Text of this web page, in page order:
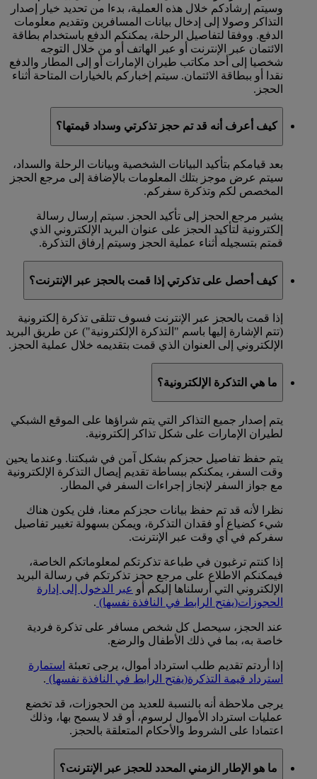
وسيتم إرشادكم خلال هذه العملية، بدءا من تحديد خيار إصدار
التذاكر وصولا إلى إدخال بيانات المسافرين وتقديم معلومات
الدفع. ووفقا لتفاصيل الرحلة، يمكنكم الدفع باستخدام بطاقة
الائتمان عبر الإنترنت أو عبر الهاتف أو من خلال التوجه
شخصيا إلى أحد مكاتب طيران الإمارات أو إلى المطار والدفع
نقدا أو ببطاقة الائتمان. سيتم إخباركم بالخيارات المتاحة أثناء
الحجز.
كيف أعرف أنه قد تم حجز تذكرتي وسداد قيمتها؟
بعد قيامكم بتأكيد البيانات الشخصية وبيانات الرحلة والسداد،
سيتم عرض موجز بتلك المعلومات بالإضافة إلى مرجع الحجز
المخصص لكم وتذكرة سفركم.
يشير مرجع الحجز إلى تأكيد الحجز. سيتم إرسال رسالة
إلكترونية لتأكيد الحجز على عنوان البريد الإلكتروني الذي
قمتم بتسجيله أثناء عملية الحجز وسيتم إرفاق التذكرة.
كيف أحصل على تذكرتي إذا قمت بالحجز عبر الإنترنت؟
إذا قمت بالحجز عبر الإنترنت فسوف تتلقى تذكرة إلكترونية
(تتم الإشارة إليها باسم "التذكرة الإلكترونية") عن طريق البريد
الإلكتروني إلى العنوان الذي قمت بتقديمه خلال عملية الحجز.
ما هي التذكرة الإلكترونية؟
يتم إصدار جميع التذاكر التي يتم شراؤها على الموقع الشبكي
لطيران الإمارات على شكل تذاكر إلكترونية.
يتم حفظ تفاصيل حجزكم بشكل آمن في شبكتنا. وعندما يحين
وقت السفر، يمكنكم ببساطة تقديم إيصال التذكرة الإلكترونية
مع جواز السفر لإنجاز إجراءات السفر في المطار.
نظرا لأنه قد تم حفظ بيانات حجزكم معنا، فلن يكون هناك
شيء كضياع أو فقدان التذكرة، ويمكن بسهولة تغيير تفاصيل
سفركم في أي وقت عبر الإنترنت.
إذا كنتم ترغبون في طباعة تذكرتكم لمعلوماتكم الخاصة،
فيمكنكم الاطلاع على مرجع حجز تذكرتكم في رسالة البريد
الإلكتروني التي أرسلناها إليكم أو عبر الدخول إلى إدارة
الحجوزات(يفتح الرابط في النافذة نفسها) .
عند الحجز، سيحصل كل شخص مسافر على تذكرة فردية
خاصة به، بما في ذلك الأطفال والرضع.
إذا أردتم تقديم طلب استرداد أموال، يرجى تعبئة استمارة
استرداد قيمة التذكرة(يفتح الرابط في النافذة نفسها) .
يرجى ملاحظة أنه بالنسبة للعديد من الحجوزات، قد تخضع
عمليات استرداد الأموال لرسوم، أو قد لا يسمح بها، وذلك
اعتمادا على الشروط والأحكام المتعلقة بالحجز.
ما هو الإطار الزمني المحدد للحجز عبر الإنترنت؟